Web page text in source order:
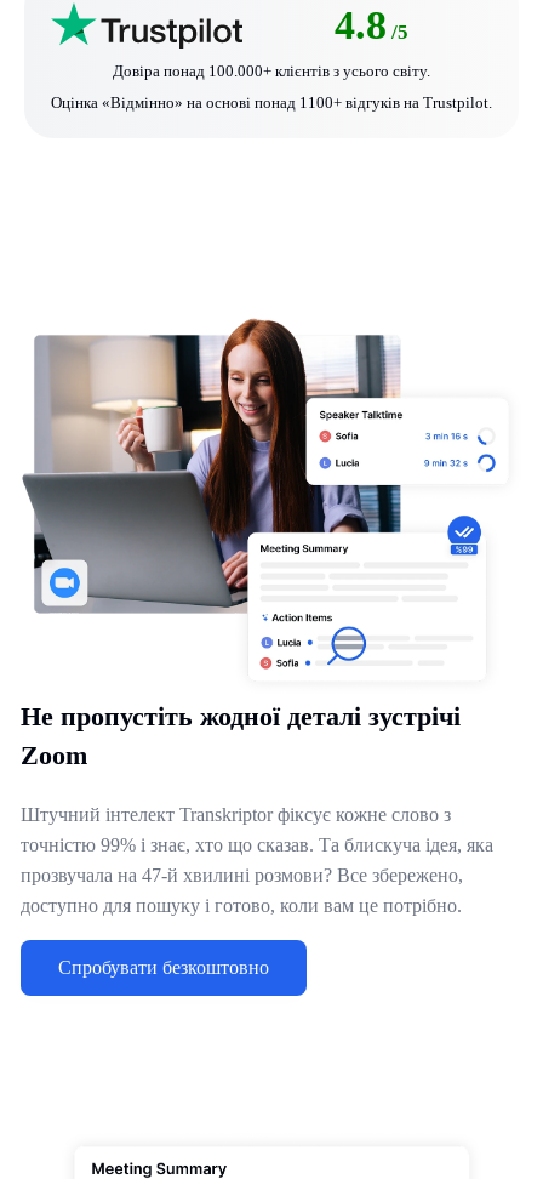
4.8 /5
Довіра понад 100.000+ клієнтів з усього світу.
Оцінка «Відмінно» на основі понад 1100+ відгуків на Trustpilot.
Не пропустіть жодної деталі зустрічі
Zoom
Штучний інтелект Transkriptor фіксує кожне слово з
точністю 99% і знає, хто що сказав. Та блискуча ідея, яка
прозвучала на 47-й хвилині розмови? Все збережено,
доступно для пошуку і готово, коли вам це потрібно.
Спробувати безкоштовно